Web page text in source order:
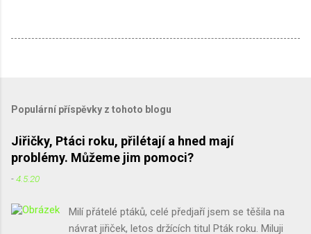
Populární příspěvky z tohoto blogu
Jiřičky, Ptáci roku, přilétají a hned mají
problémy. Můžeme jim pomoci?
-4.5.20
Milí přátelé ptáků, celé předjaří jsem se těšila na
návrat jiřiček, letos držících titul Pták roku. Miluji